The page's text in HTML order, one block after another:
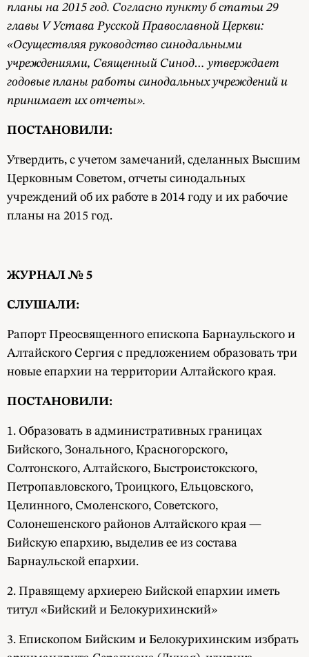
планы на 2015 год. Согласно пункту б статьи 29
главы V Устава Русской Православной Церкви:
«Осуществляя руководство синодальными
учреждениями, Священный Синод… утверждает
годовые планы работы синодальных учреждений и
принимает их отчеты».
ПОСТАНОВИЛИ:
Утвердить, с учетом замечаний, сделанных Высшим
Церковным Советом, отчеты синодальных
учреждений об их работе в 2014 году и их рабочие
планы на 2015 год.
ЖУРНАЛ № 5
СЛУШАЛИ:
Рапорт Преосвященного епископа Барнаульского и
Алтайского Сергия с предложением образовать три
новые епархии на территории Алтайского края.
ПОСТАНОВИЛИ:
1. Образовать в административных границах
Бийского, Зонального, Красногорского,
Солтонского, Алтайского, Быстроистокского,
Петропавловского, Троицкого, Ельцовского,
Целинного, Смоленского, Советского,
Солонешенского районов Алтайского края —
Бийскую епархию, выделив ее из состава
Барнаульской епархии.
2. Правящему архиерею Бийской епархии иметь
титул «Бийский и Белокурихинский»
3. Епископом Бийским и Белокурихинским избрать